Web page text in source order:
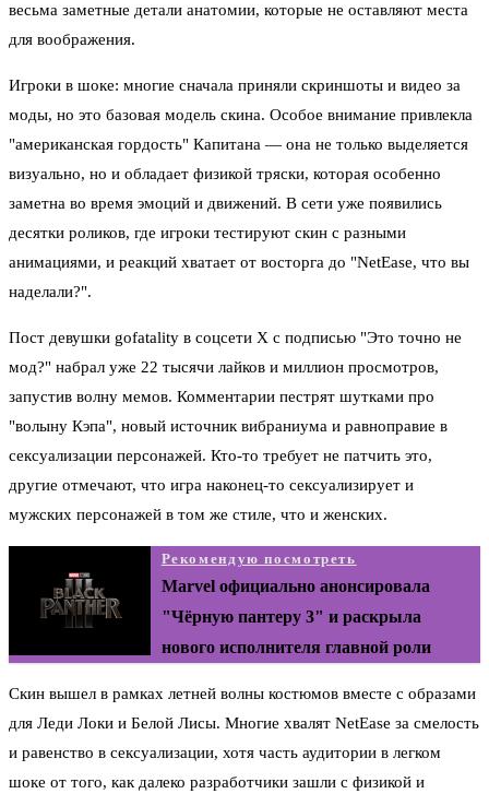
весьма заметные детали анатомии, которые не оставляют места
для воображения.
Игроки в шоке: многие сначала приняли скриншоты и видео за
моды, но это базовая модель скина. Особое внимание привлекла
"американская гордость" Капитана — она не только выделяется
визуально, но и обладает физикой тряски, которая особенно
заметна во время эмоций и движений. В сети уже появились
десятки роликов, где игроки тестируют скин с разными
анимациями, и реакций хватает от восторга до "NetEase, что вы
наделали?".
Пост девушки gofatality в соцсети X с подписью "Это точно не
мод?" набрал уже 22 тысячи лайков и миллион просмотров,
запустив волну мемов. Комментарии пестрят шутками про
"волыну Кэпа", новый источник вибраниума и равноправие в
сексуализации персонажей. Кто-то требует не патчить это,
другие отмечают, что игра наконец-то сексуализирует и
мужских персонажей в том же стиле, что и женских.
Рекомендую посмотреть
Marvel официально анонсировала
"Чёрную пантеру 3" и раскрыла
нового исполнителя главной роли
Скин вышел в рамках летней волны костюмов вместе с образами
для Леди Локи и Белой Лисы. Многие хвалят NetEase за смелость
и равенство в сексуализации, хотя часть аудитории в легком
шоке от того, как далеко разработчики зашли с физикой и